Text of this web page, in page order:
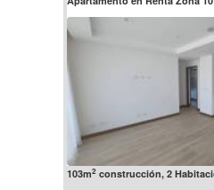
103m2construcción, 2